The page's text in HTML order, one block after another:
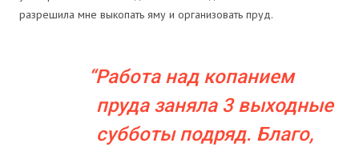
разрешила мне выкопать яму и организовать пруд.
Работа над копанием
пруда заняла 3 выходные
субботы подряд. Благо,